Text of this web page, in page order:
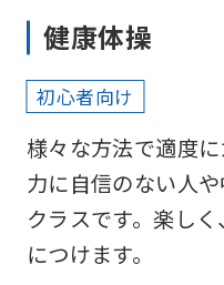
健康体操
初心者向け
様々な方法で適度
力に自信のない人
クラスです。楽し
につけます。